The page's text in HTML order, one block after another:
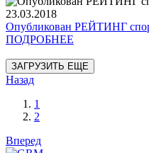
23.03.2018
Опубликован РЕЙТИНГ
ПОДРОБНЕЕ
ЗАГРУЗИТЬ ЕЩЕ
Назад
1
2
Вперед